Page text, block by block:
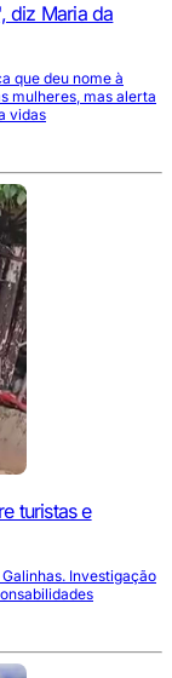
diz Maria da
que deu nome à
mulheres, mas alerta
vidas
turistas e
Investigação